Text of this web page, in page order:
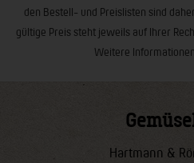
den Bestell- und Preislisten sind
gültige Preis steht jeweils auf Ihrer
Weitere
Hartmann &